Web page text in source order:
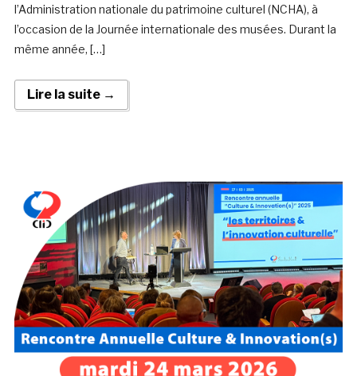
l’Administration nationale du patrimoine culturel (NCHA), à
l’occasion de la Journée internationale des musées. Durant la
même année, […]
Lire la suite →